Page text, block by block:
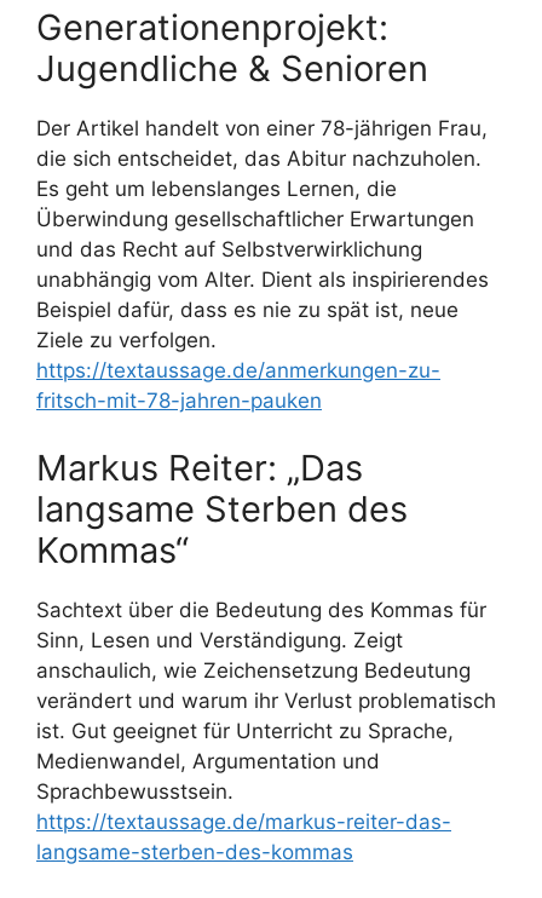
Generationenprojekt:
Jugendliche & Senioren
Der Artikel handelt von einer 78-jährigen Frau,
die sich entscheidet, das Abitur nachzuholen.
Es geht um lebenslanges Lernen, die
Überwindung gesellschaftlicher Erwartungen
und das Recht auf Selbstverwirklichung
unabhängig vom Alter. Dient als inspirierendes
Beispiel dafür, dass es nie zu spät ist, neue
Ziele zu verfolgen.
https://textaussage.de/anmerkungen-zu-
fritsch-mit-78-jahren-pauken
Markus Reiter: „Das
langsame Sterben des
Kommas“
Sachtext über die Bedeutung des Kommas für
Sinn, Lesen und Verständigung. Zeigt
anschaulich, wie Zeichensetzung Bedeutung
verändert und warum ihr Verlust problematisch
ist. Gut geeignet für Unterricht zu Sprache,
Medienwandel, Argumentation und
Sprachbewusstsein.
https://textaussage.de/markus-reiter-das-
langsame-sterben-des-kommas